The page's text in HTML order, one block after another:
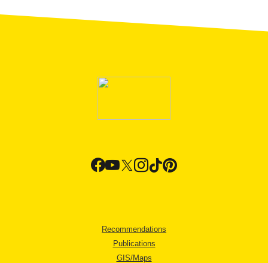
Recommendations
Publications
GIS/Maps